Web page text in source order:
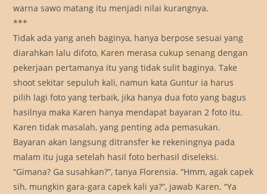
warna sawo matang itu menjadi nilai kurangnya.
***
Tidak ada yang aneh baginya, hanya berpose sesuai yang
diarahkan lalu difoto, Karen merasa cukup senang dengan
pekerjaan pertamanya itu yang tidak sulit baginya. Take
shoot sekitar sepuluh kali, namun kata Guntur ia harus
pilih lagi foto yang terbaik, jika hanya dua foto yang bagus
hasilnya maka Karen hanya mendapat bayaran 2 foto itu.
Karen tidak masalah, yang penting ada pemasukan.
Bayaran akan langsung ditransfer ke rekeningnya pada
malam itu juga setelah hasil foto berhasil diseleksi.
“Gimana? Ga susahkan?”, tanya Florensia. “Hmm, agak capek
sih, mungkin gara-gara capek kali ya?”, jawab Karen. “Ya